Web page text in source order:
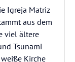
Igreja Matriz
aus dem
viel ältere
Tsunami
Kirche